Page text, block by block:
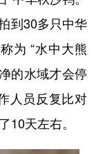
到30多只中华
为 “水中大熊
的水域才会停
人员反复比对
10天左右。